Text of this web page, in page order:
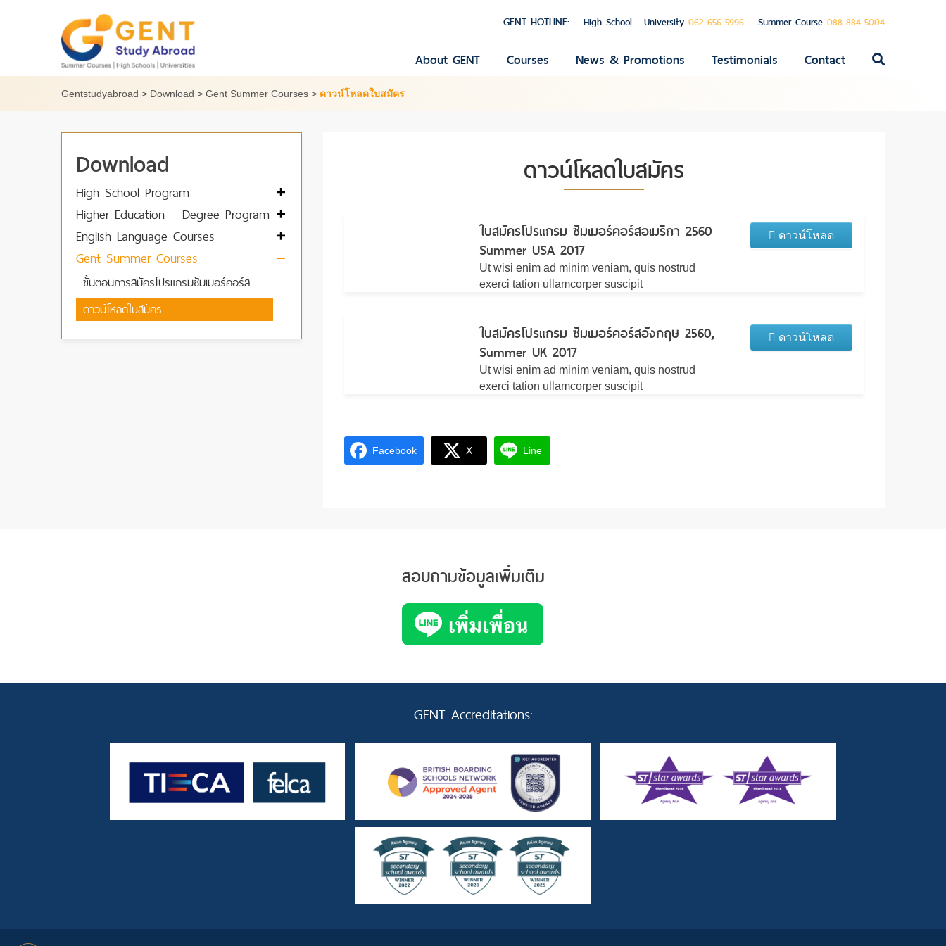
GENT HOTLINE: High School - University 062-656-5996 Summer Course 088-884-5004
About GENT Courses News & Promotions Testimonials Contact
Gentstudyabroad > Download > Gent Summer Courses > ดาวน์โหลดใบสมัคร
Download
High School Program
Higher Education – Degree Program
English Language Courses
Gent Summer Courses
ขั้นตอนการสมัครโปรแกรมซัมเมอร์คอร์ส
ดาวน์โหลดใบสมัคร
ดาวน์โหลดใบสมัคร
ใบสมัครโปรแกรม ซัมเมอร์คอร์สอเมริกา 2560
Summer USA 2017
Ut wisi enim ad minim veniam, quis nostrud
exerci tation ullamcorper suscipit
ดาวน์โหลด
ใบสมัครโปรแกรม ซัมเมอร์คอร์สอังกฤษ 2560,
Summer UK 2017
Ut wisi enim ad minim veniam, quis nostrud
exerci tation ullamcorper suscipit
ดาวน์โหลด
Facebook X Line
สอบถามข้อมูลเพิ่มเติม
GENT Accreditations: